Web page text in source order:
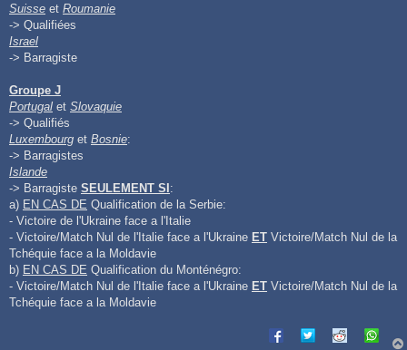
Suisse et Roumanie
-> Qualifiées
Israel
-> Barragiste
Groupe J
Portugal et Slovaquie
-> Qualifiés
Luxembourg et Bosnie:
-> Barragistes
Islande
-> Barragiste SEULEMENT SI :
a) EN CAS DE Qualification de la Serbie:
- Victoire de l'Ukraine face a l'Italie
- Victoire/Match Nul de l'Italie face a l'Ukraine ET Victoire/Match Nul de la
Tchéquie face a la Moldavie
b) EN CAS DE Qualification du Monténégro:
- Victoire/Match Nul de l'Italie face a l'Ukraine ET Victoire/Match Nul de la
Tchéquie face a la Moldavie